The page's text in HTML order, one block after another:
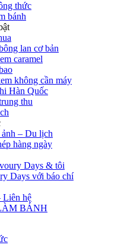
thức
bánh
lan cơ bản
caramel
không cần máy
Hàn Quốc
thu
– Du lịch
hàng ngày
Days & tôi
Days với báo chí
Liên hệ
BÁNH